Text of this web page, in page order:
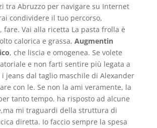
tra Abruzzo per navigare su Internet
condividere il tuo percorso,
fare. Vai alla ricetta La pasta frolla è
calorica e grassa, Augmentin
, che liscia e omogenea. Se volete
e non farti sentire più legata a
jeans dal taglio maschile di Alexander
con le. Se non la ami veramente, la
tanto tempo. ha risposto ad alcune
mi traguardi della struttura di
diretta. Io faccio sempre la spesa